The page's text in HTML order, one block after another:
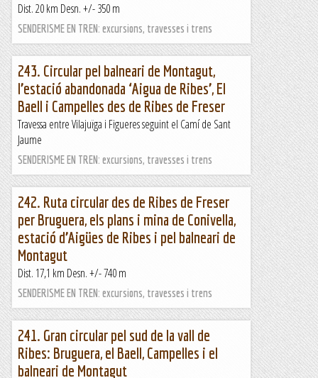
Dist. 20 km Desn. +/- 350 m
SENDERISME EN TREN: excursions, travesses i trens
243. Circular pel balneari de Montagut,
l’estació abandonada ‘Aigua de Ribes’, El
Baell i Campelles des de Ribes de Freser
Travessa entre Vilajuïga i Figueres seguint el Camí de Sant
Jaume
SENDERISME EN TREN: excursions, travesses i trens
242. Ruta circular des de Ribes de Freser
per Bruguera, els plans i mina de Conivella,
estació d’Aigües de Ribes i pel balneari de
Montagut
Dist. 17,1 km Desn. +/- 740 m
SENDERISME EN TREN: excursions, travesses i trens
241. Gran circular pel sud de la vall de
Ribes: Bruguera, el Baell, Campelles i el
balneari de Montagut